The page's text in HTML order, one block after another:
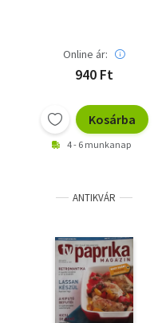
Online ár:
940 Ft
Kosárba
4 - 6 munkanap
ANTIKVÁR